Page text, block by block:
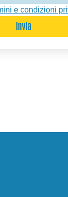
e condizioni
Invia